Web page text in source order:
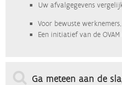
Uw afvalgegevens
Voor bewuste
Een initiatief van de
Ga meteen aan de